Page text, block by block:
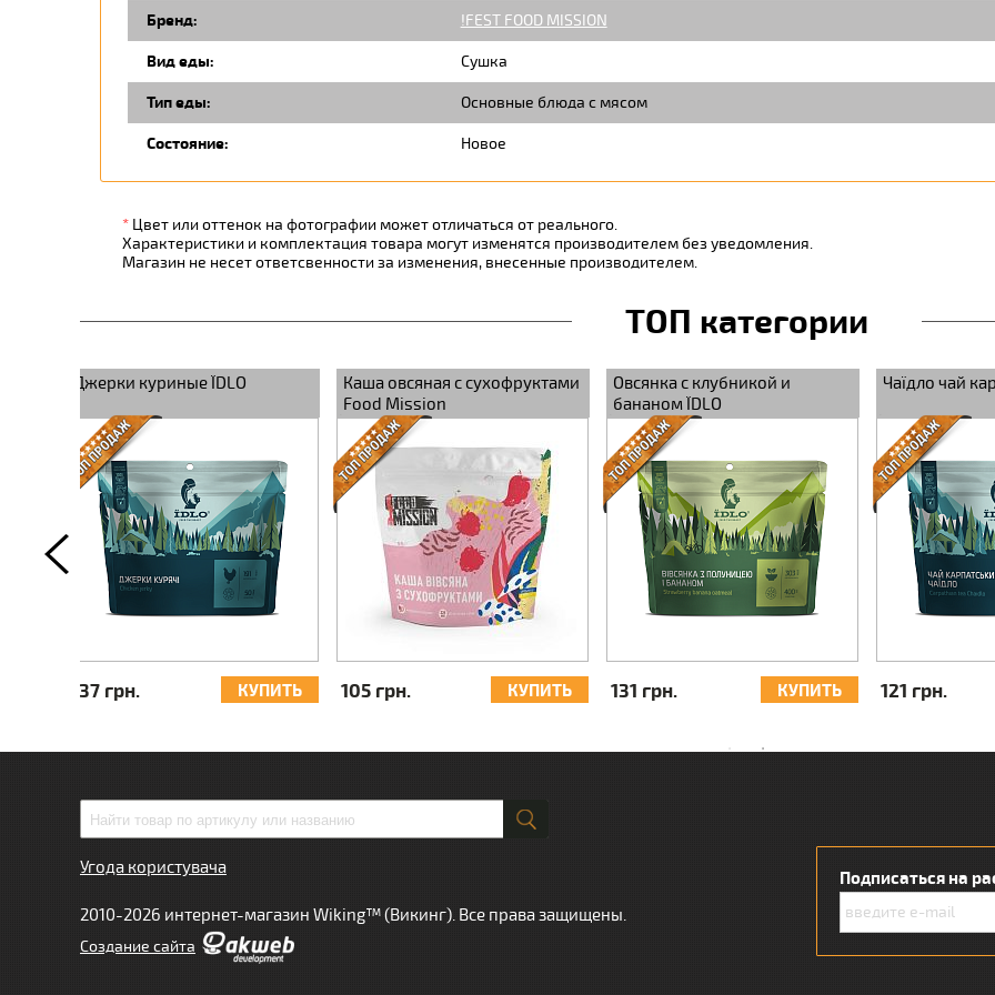
Бренд: !FEST FOOD MISSION
Вид еды: Сушка
Тип еды: Основные блюда с мясом
Состояние: Новое
* Цвет или оттенок на фотографии может отличаться от реального.
Характеристики и комплектация товара могут изменятся производителем без уведомления.
Магазин не несет ответсвенности за изменения, внесенные производителем.
ТОП категории
Овсянка с клубникой и
131 грн. КУПИТЬ
Чаїдло чай карпатский ЇDLO
121 грн. КУПИТЬ
Бограч Food Mission
140 грн. КУПИТЬ
Картошка с
163 грн.
Подписаться на
Угода користувача
2010-2026 интернет-магазин Wiking™ (Викинг). Все права защищены.
Cоздание сайта